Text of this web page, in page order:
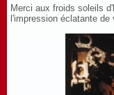
Merci aux froids soleils
l'impression éclatante de